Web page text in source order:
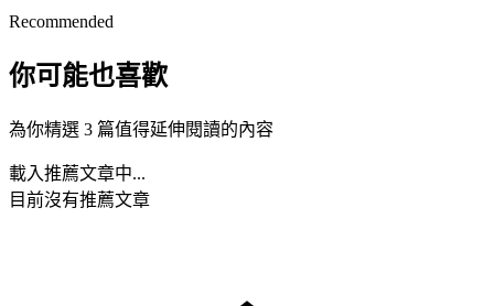
Recommended
你可能也喜歡
為你精選 3 篇值得延伸閱讀的內容
載入推薦文章中...
目前沒有推薦文章